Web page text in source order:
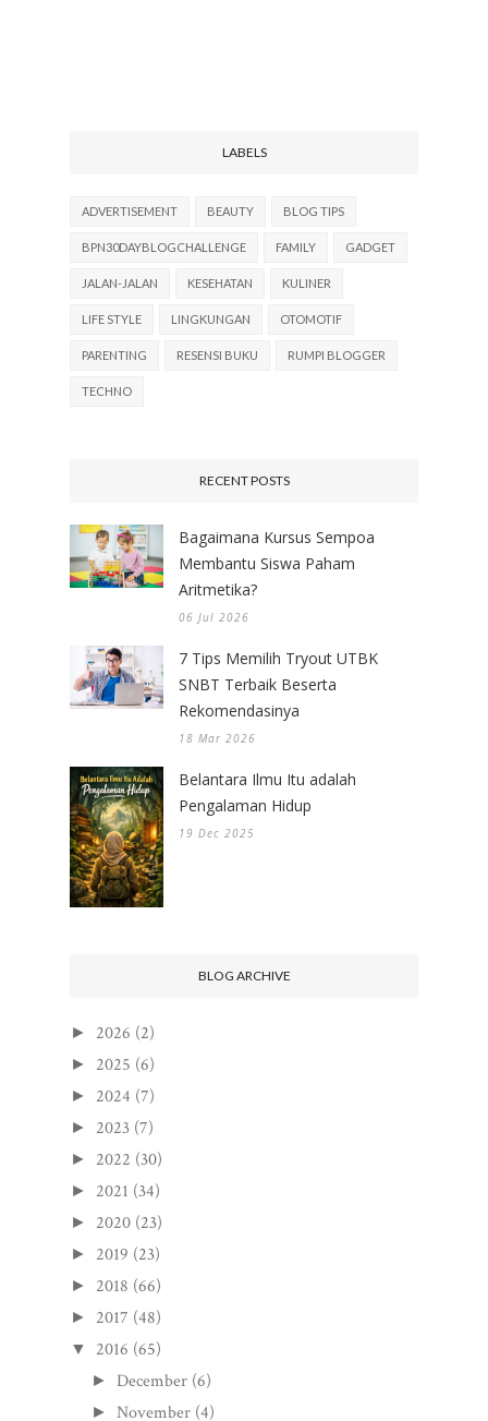
LABELS
ADVERTISEMENT BEAUTY BLOG TIPS
BPN30DAYBLOGCHALLENGE FAMILY GADGET
JALAN-JALAN KESEHATAN KULINER
LIFE STYLE LINGKUNGAN OTOMOTIF
PARENTING RESENSI BUKU RUMPI BLOGGER
TECHNO
RECENT POSTS
Bagaimana Kursus Sempoa
Membantu Siswa Paham
Aritmetika?
06 Jul 2026
7 Tips Memilih Tryout UTBK
SNBT Terbaik Beserta
Rekomendasinya
18 Mar 2026
Belantara Ilmu Itu adalah
Pengalaman Hidup
19 Dec 2025
BLOG ARCHIVE
► 2026 (2)
► 2025 (6)
► 2024 (7)
► 2023 (7)
► 2022 (30)
► 2021 (34)
► 2020 (23)
► 2019 (23)
► 2018 (66)
► 2017 (48)
▼ 2016 (65)
► December (6)
►November (4)